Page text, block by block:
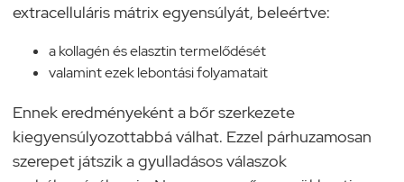
extracelluláris mátrix egyensúlyát, beleértve:
a kollagén és elasztin termelődését
valamint ezek lebontási folyamatait
Ennek eredményeként a bőr szerkezete
kiegyensúlyozottabbá válhat. Ezzel párhuzamosan
szerepet játszik a gyulladásos válaszok